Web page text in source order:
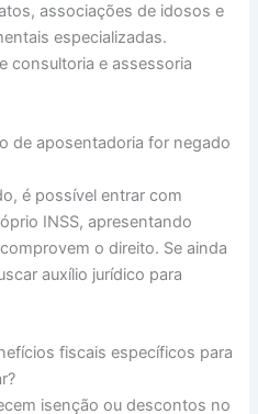
associações de idosos e
especializadas.
consultoria e assessoria
de aposentadoria for negado
é possível entrar com
INSS, apresentando
o direito. Se ainda
auxílio jurídico para
fiscais específicos para
isenção ou descontos no